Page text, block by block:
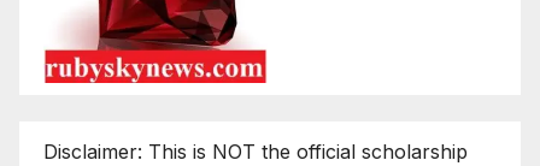
Disclaimer: This is NOT the official scholarship